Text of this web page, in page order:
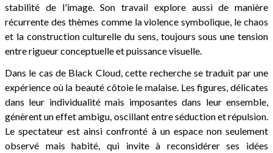
stabilité de l'image. Son travail explore aussi de manière
récurrente des thèmes comme la violence symbolique, le chaos
et la construction culturelle du sens, toujours sous une tension
entre rigueur conceptuelle et puissance visuelle.
Dans le cas de Black Cloud, cette recherche se traduit par une
expérience où la beauté côtoie le malaise. Les figures, délicates
dans leur individualité mais imposantes dans leur ensemble,
génèrent un effet ambigu, oscillant entre séduction et répulsion.
Le spectateur est ainsi confronté à un espace non seulement
observé mais habité, qui invite à reconsidérer ses idées